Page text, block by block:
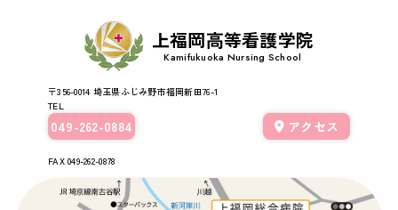
上福岡高等看護学院
Kamifukuoka Nursing School
〒356-0014 埼玉県ふじみ野市福岡新田76-1
TEL
049-262-0884
FAX 049-262-0878
アクセス